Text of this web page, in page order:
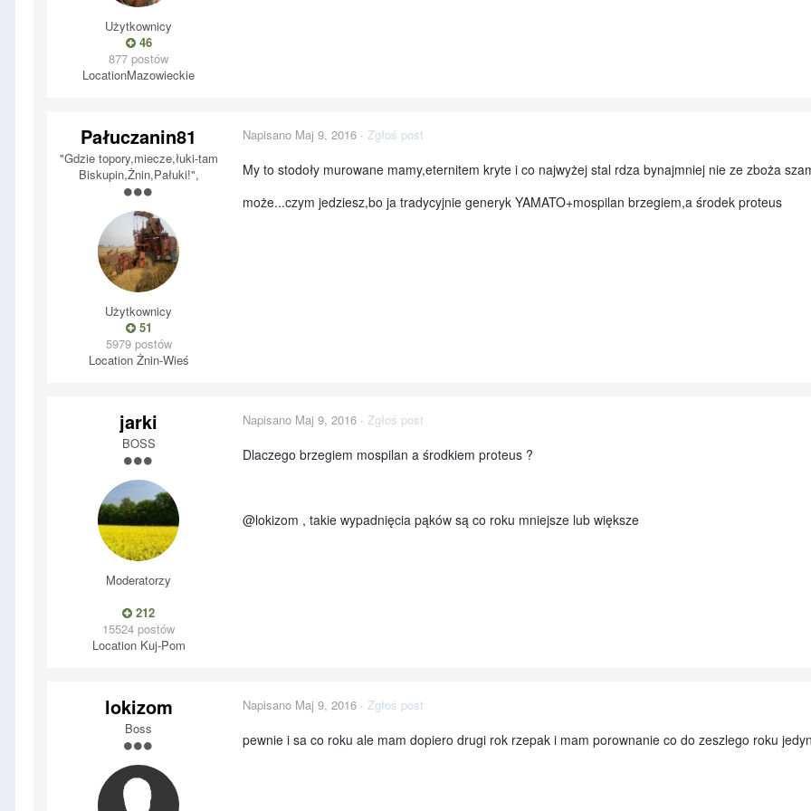
Użytkownicy
46
877 postów
LocationMazowieckie
Pałuczanin81
"Gdzie topory,miecze,łuki-tam
Biskupin,Żnin,Pałuki!",
Użytkownicy
51
5979 postów
LocationŻnin-Wieś
Napisano Maj 9, 2016 · Zgłoś post
My to stodoły murowane mamy,eternitem kryte i co najwyżej stal rdza bynajmniej nie ze zboża
może...czym jedziesz,bo ja tradycyjnie generyk YAMATO+mospilan brzegiem,a środek proteus
jarki
BOSS
Moderatorzy
212
15524 postów
LocationKuj-Pom
Napisano Maj 9, 2016 · Zgłoś post
Dlaczego brzegiem mospilan a środkiem proteus ?
@lokizom , takie wypadnięcia pąków są co roku mniejsze lub większe
lokizom
Boss
Napisano Maj 9, 2016 · Zgłoś post
pewnie i sa co roku ale mam dopiero drugi rok rzepak i mam porownanie co do zeszlego roku